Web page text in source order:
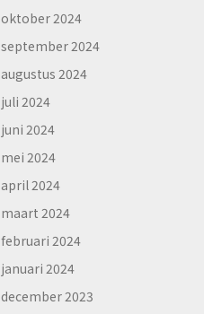
oktober 2024
september 2024
augustus 2024
juli 2024
juni 2024
mei 2024
april 2024
maart 2024
februari 2024
januari 2024
december 2023